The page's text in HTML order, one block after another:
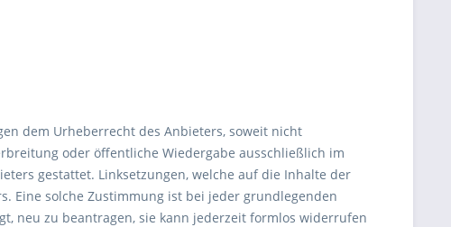
dem Urheberrecht des Anbieters, soweit nicht
oder öffentliche Wiedergabe ausschließlich im
gestattet. Linksetzungen, welche auf die Inhalte der
Eine solche Zustimmung ist bei jeder grundlegenden
neu zu beantragen, sie kann jederzeit formlos widerrufen